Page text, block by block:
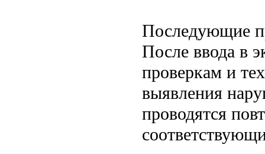
Последующие
После ввода в
проверкам и
выявления
проводятся